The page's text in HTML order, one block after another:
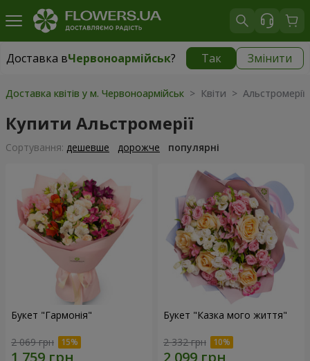
Доставка вЧервоноармійськ? Так Змінити
Доставка вЧервоноармійськ|754 грн
Доставка квітів у м. Червоноармійськ > Квіти > Альстромерії
Купити Альстромерії
Сортування: дешевше дорожче популярні
Букет "Гармонія"
2 069 грн
Букет "Казка мого життя"
2 332 грн